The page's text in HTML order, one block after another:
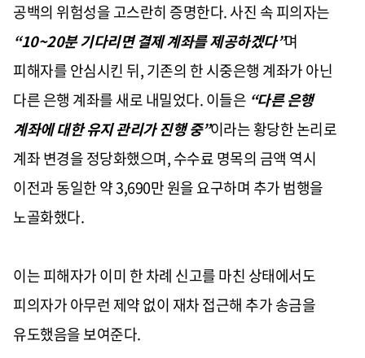
공백의 위험성을 고스란히 증명한다. 사진 속 피의자는
“10~20분 기다리면 결제 계좌를 제공하겠다”며
피해자를 안심시킨 뒤, 기존의 한 시중은행 계좌가 아닌
다른 은행 계좌를 새로 내밀었다. 이들은 “다른 은행
계좌에 대한 유지 관리가 진행 중”이라는 황당한 논리로
계좌 변경을 정당화했으며, 수수료 명목의 금액 역시
이전과 동일한 약 3,690만 원을 요구하며 추가 범행을
노골화했다.
이는 피해자가 이미 한 차례 신고를 마친 상태에서도
피의자가 아무런 제약 없이 재차 접근해 추가 송금을
유도했음을 보여준다.